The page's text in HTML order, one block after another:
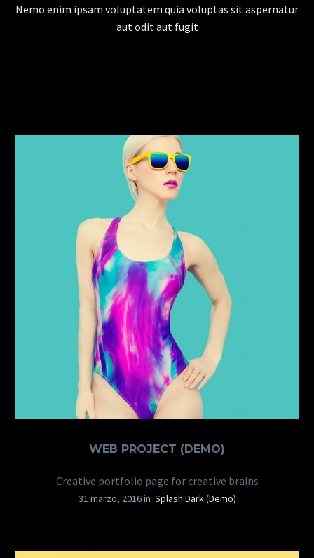
Nemo enim ipsam voluptatem quia voluptas sit aspernatur
aut odit aut fugit
WEB PROJECT (DEMO)
Creative portfolio page for creative brains
31 marzo, 2016 in Splash Dark (Demo)